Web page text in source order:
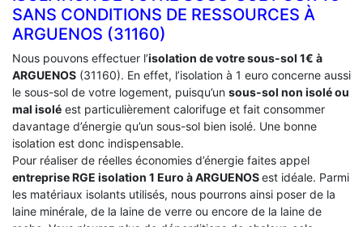
SANS CONDITIONS DE RESSOURCES À
‎ARGUENOS (31160)
Nous pouvons effectuer l’isolation de votre sous-sol 1€ à
ARGUENOS (31160). En effet, l’isolation à 1 euro concerne aussi
le sous-sol de votre logement, puisqu’un sous-sol non isolé ou
mal isolé est particulièrement calorifuge et fait consommer
davantage d’énergie qu’un sous-sol bien isolé. Une bonne
isolation est donc indispensable.
Pour réaliser de réelles économies d’énergie faites appel
entreprise RGE isolation 1 Euro à ARGUENOSest idéale. Parmi
les matériaux isolants utilisés, nous pourrons ainsi poser de la
laine minérale, de la laine de verre ou encore de la laine de